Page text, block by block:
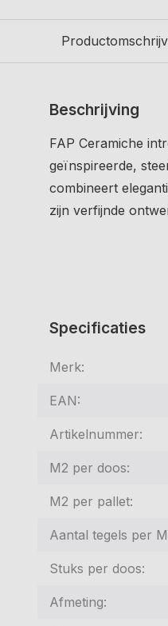
Beschrijving
FAP Ceramiche
geïnspireerde,
combineert
zijn verfijnde
Specificaties
Merk:
EAN:
Artikelnummer:
M2 per doos:
M2 per pallet:
Aantal tegels per
Stuks per doos:
Afmeting: